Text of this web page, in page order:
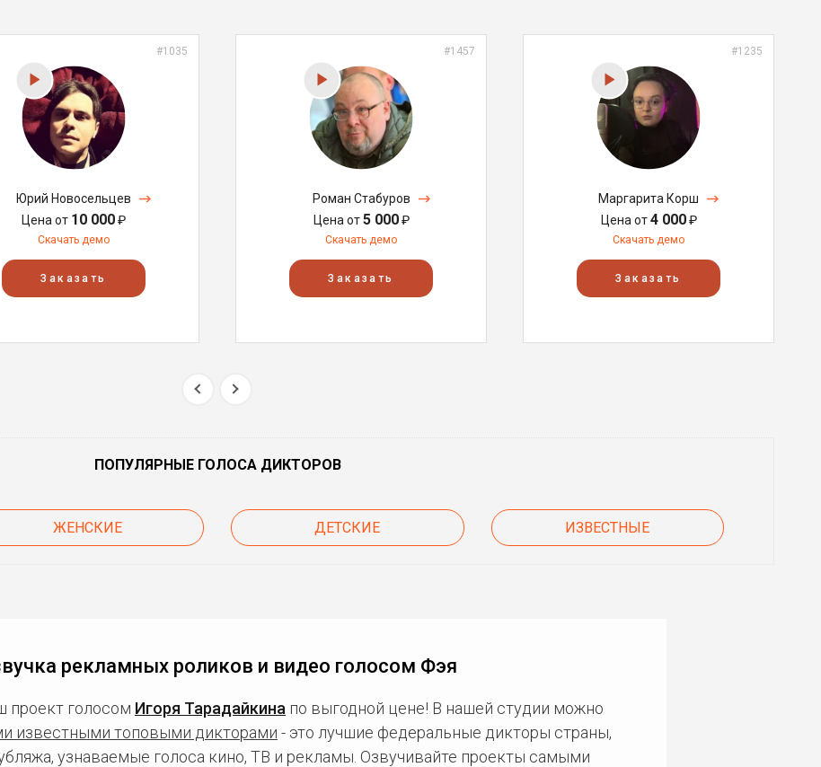
#1035
Юрий Новосельцев
Цена от 10 000₽
Скачать демо
Заказать
#1457
Роман Стабуров
Цена от5 000₽
Скачать демо
Заказать
#1235
Маргарита Корш
Цена от4 000₽
Скачать демо
Заказать
ПОПУЛЯРНЫЕ ГОЛОСА ДИКТОРОВ
ЖЕНСКИЕ ДЕТСКИЕ ИЗВЕСТНЫЕ
рекламных роликов и видео голосом Фэя
голосом Игоря Тарадайкина по выгодной цене! В нашей студии можно
известными топовыми дикторами - это лучшие федеральные дикторы страны,
узнаваемые голоса кино, ТВ и рекламы. Озвучивайте проекты самыми